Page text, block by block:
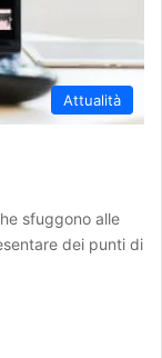
Attualità
sfuggono alle
dei punti di